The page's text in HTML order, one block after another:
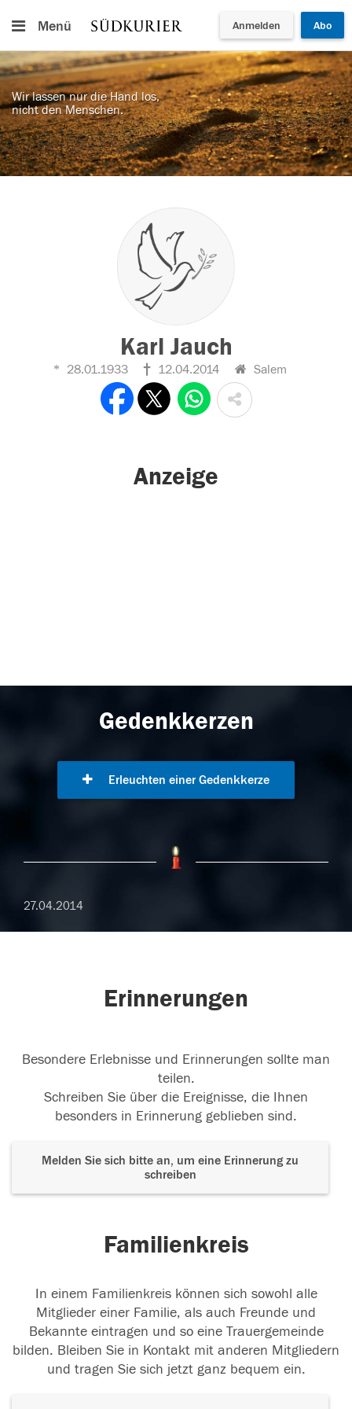
Menü Anmelden Abo
Wir lassen nur die Hand los,
nicht den Menschen.
Karl Jauch
28.01.1933 12.04.2014 Salem
Anzeige
Gedenkkerzen
Erleuchten einer Gedenkkerze
27.04.2014
Erinnerungen
Besondere Erlebnisse und Erinnerungen sollte man
teilen.
Schreiben Sie über die Ereignisse, die Ihnen
besonders in Erinnerung geblieben sind.
Melden Sie sich bitte an, um eine Erinnerung zu
schreiben
Familienkreis
In einem Familienkreis können sich sowohl alle
Mitglieder einer Familie, als auch Freunde und
Bekannte eintragen und so eine Trauergemeinde
bilden. Bleiben Sie in Kontakt mit anderen Mitgliedern
und tragen Sie sich jetzt ganz bequem ein.